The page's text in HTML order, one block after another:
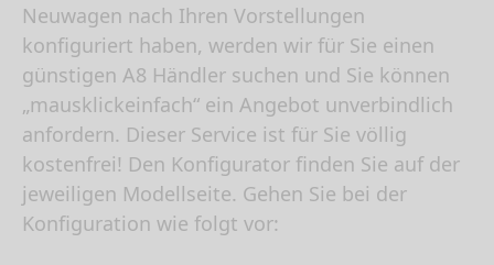
Neuwagen nach Ihren Vorstellungen
konfiguriert haben, werden wir für Sie einen
günstigen A8 Händler suchen und Sie können
„mausklickeinfach“ ein Angebot unverbindlich
anfordern. Dieser Service ist für Sie völlig
kostenfrei! Den Konfigurator finden Sie auf der
jeweiligen Modellseite. Gehen Sie bei der
Konfiguration wie folgt vor: